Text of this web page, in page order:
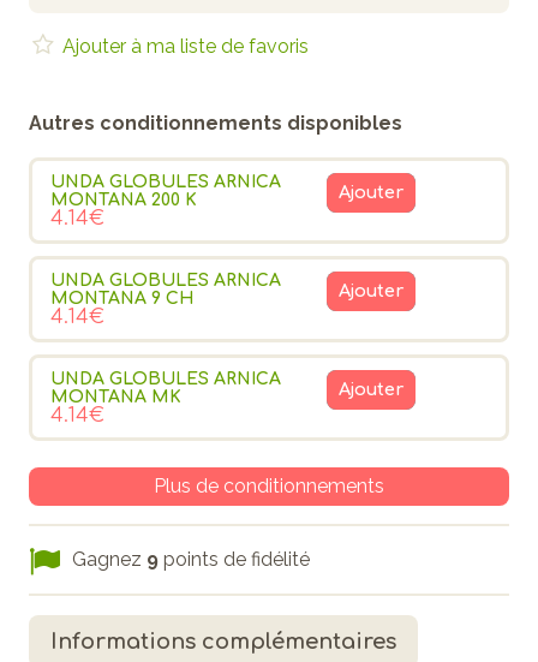
Ajouter à ma liste de favoris
Autres conditionnements disponibles
UNDA GLOBULES ARNICA
MONTANA 200 K
4.14€
Ajouter
UNDA GLOBULES ARNICA
MONTANA 9 CH
4.14€
Ajouter
UNDA GLOBULES ARNICA
MONTANA MK
4.14€
Ajouter
Plus de conditionnements
Gagnez 9 points de fidélité
Informations complémentaires